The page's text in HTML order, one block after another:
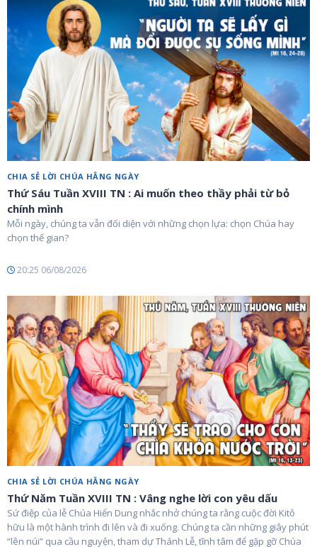
CHIA SẺ LỜI CHÚA HẰNG NGÀY
Thứ Sáu Tuần XVIII TN : Ai muốn theo thầy phải từ bỏ
chính mình
Mỗi ngày, chúng ta vẫn đối diện với những chọn lựa: chọn Chúa hay
chọn thế gian?
20:25 06/08/2026
CHIA SẺ LỜI CHÚA HẰNG NGÀY
Thứ Năm Tuần XVIII TN : Vâng nghe lời con yêu dấu
Sứ điệp của lễ Chúa Hiển Dung nhắc nhở chúng ta rằng cuộc đời Kitô
hữu là một hành trình đi lên và đi xuống. Chúng ta cần những giây phút
“lên núi” qua cầu nguyện, tham dự Thánh Lễ, tĩnh tâm để gặp gỡ Chúa